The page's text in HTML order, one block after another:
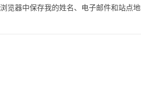
览器中保存我的姓名、电子邮件和站点